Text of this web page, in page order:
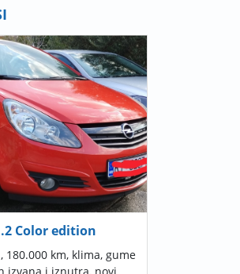
Color edition
180.000 km, klima, gume
izvana i iznutra, novi